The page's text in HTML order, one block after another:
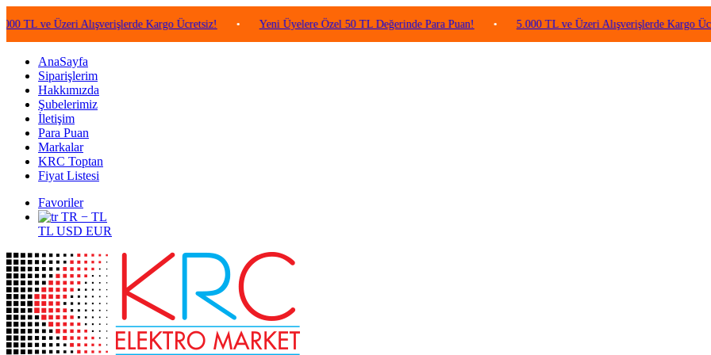
Üzeri Alışverişlerde Kargo Ücretsiz! • Yeni Üyelere Özel 50 TL Değerinde Para Puan! • 5.000 TL ve Üzeri Alışverişlerde Kargo Ücretsiz!
AnaSayfa
Siparişlerim
Hakkımızda
Şubelerimiz
İletişim
Para Puan
Markalar
KRC Toptan
Fiyat Listesi
Favoriler
TR − TL
TL USD EUR